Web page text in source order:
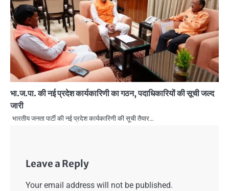
भा.ज.पा. की नई प्रदेश कार्यकारिणी का गठन, पदाधिकारियों की सूची जल्द
जारी
भारतीय जनता पार्टी की नई प्रदेश कार्यकारिणी की सूची तैयार…
Leave a Reply
Your email address will not be published.